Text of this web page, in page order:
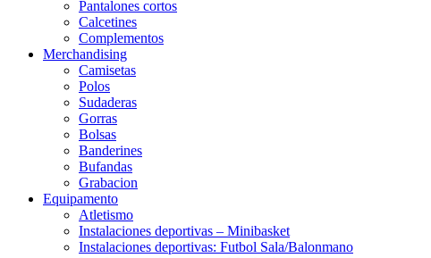
Pantalones cortos
Calcetines
Complementos
Merchandising
Camisetas
Polos
Sudaderas
Gorras
Bolsas
Banderines
Bufandas
Grabacion
Equipamento
Atletismo
Instalaciones deportivas – Minibasket
Instalaciones deportivas: Futbol Sala/Balonmano